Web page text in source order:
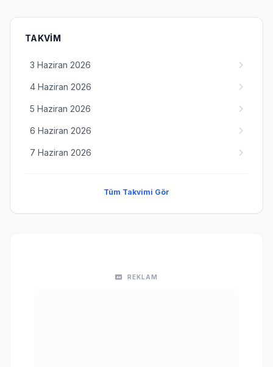
TAKVIM
3 Haziran 2026
4 Haziran 2026
5 Haziran 2026
6 Haziran 2026
7 Haziran 2026
Tüm Takvimi Gör
REKLAM